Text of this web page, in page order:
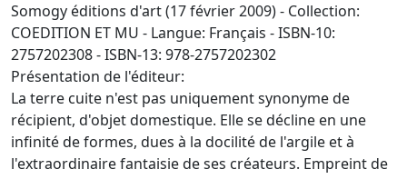
Somogy éditions d'art (17 février 2009) - Collection:
COEDITION ET MU - Langue: Français - ISBN-10:
2757202308 - ISBN-13: 978-2757202302
Présentation de l'éditeur:
La terre cuite n'est pas uniquement synonyme de
récipient, d'objet domestique. Elle se décline en une
infinité de formes, dues à la docilité de l'argile et à
l'extraordinaire fantaisie de ses créateurs. Empreint de